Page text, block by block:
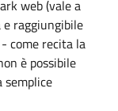
web (vale a
raggiungibile
come recita la
è possibile